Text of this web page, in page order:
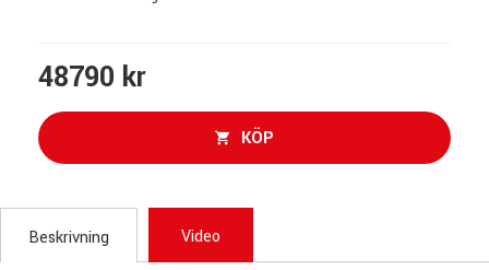
48790 kr
KÖP
Beskrivning Video